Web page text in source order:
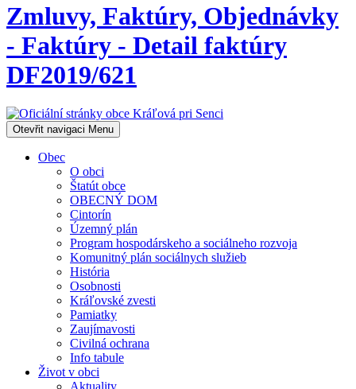
Zmluvy, Faktúry, Objednávky
- Faktúry - Detail faktúry
DF2019/621
Otevřit navigaci Menu
Obec
O obci
Štatút obce
OBECNÝ DOM
Cintorín
Územný plán
Program hospodárskeho a sociálneho rozvoja
Komunitný plán sociálnych služieb
História
Osobnosti
Kráľovské zvesti
Pamiatky
Zaujímavosti
Civilná ochrana
Info tabule
Život v obci